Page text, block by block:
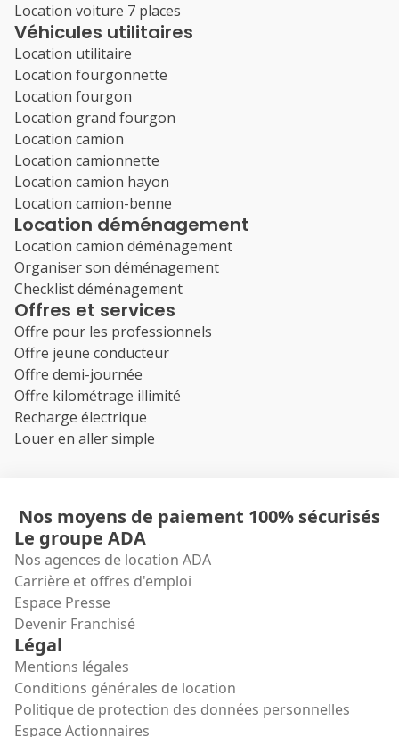
Location voiture 7 places
Véhicules utilitaires
Location utilitaire
Location fourgonnette
Location fourgon
Location grand fourgon
Location camion
Location camionnette
Location camion hayon
Location camion-benne
Location déménagement
Location camion déménagement
Organiser son déménagement
Checklist déménagement
Offres et services
Offre pour les professionnels
Offre jeune conducteur
Offre demi-journée
Offre kilométrage illimité
Recharge électrique
Louer en aller simple
Nos moyens de paiement 100% sécurisés
Le groupe ADA
Nos agences de location ADA
Carrière et offres d'emploi
Espace Presse
Devenir Franchisé
Légal
Mentions légales
Conditions générales de location
Politique de protection des données personnelles
Espace Actionnaires